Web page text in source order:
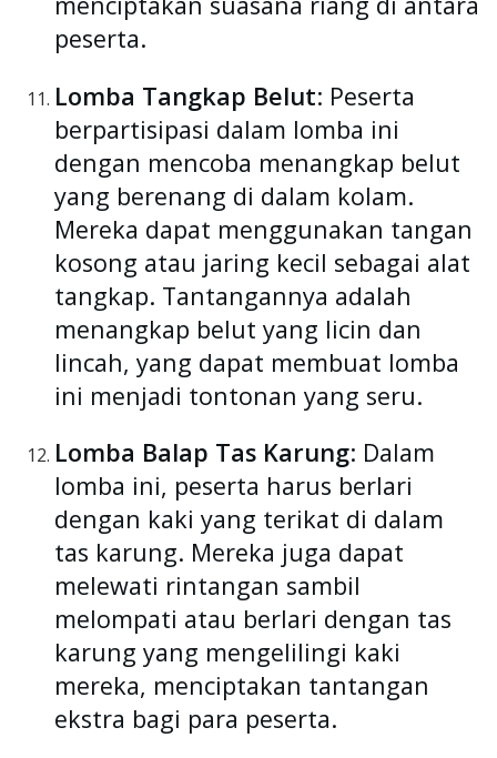
peserta.
Lomba Tangkap Belut: Peserta
berpartisipasi dalam lomba ini
dengan mencoba menangkap belut
yang berenang di dalam kolam.
Mereka dapat menggunakan tangan
kosong atau jaring kecil sebagai alat
tangkap. Tantangannya adalah
menangkap belut yang licin dan
lincah, yang dapat membuat lomba
ini menjadi tontonan yang seru.
Lomba Balap Tas Karung: Dalam
lomba ini, peserta harus berlari
dengan kaki yang terikat di dalam
tas karung. Mereka juga dapat
melewati rintangan sambil
melompati atau berlari dengan tas
karung yang mengelilingi kaki
mereka, menciptakan tantangan
ekstra bagi para peserta.